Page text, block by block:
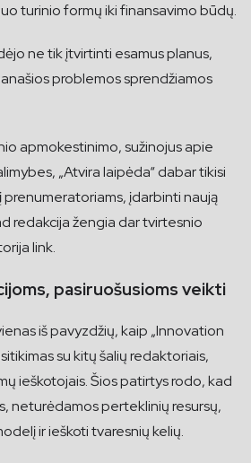
turinio formų iki finansavimo būdų.
ne tik įtvirtinti esamus planus,
problemos sprendžiamos
apmokestinimo, sužinojus apie
„Atvira laipėda“ dabar tikisi
įdarbinti naują
redakcija žengia dar tvirtesnio
link.
pasiruošusioms veikti
iš pavyzdžių, kaip „Innovation
su kitų šalių redaktoriais,
ieškotojais. Šios patirtys rodo, kad
neturėdamos perteklinių resursų,
ir ieškoti tvaresnių kelių.